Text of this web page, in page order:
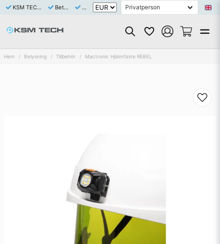
KSM TECH är ett Svenskt bolag med eget varulager av samtliga saluförda artiklar Betala tryggt och enkelt med Klarna eller Swish Snabb leverans 1-3 dagar
Hem Belysning Tillbehör Mactronic Hjälmfäste REBEL